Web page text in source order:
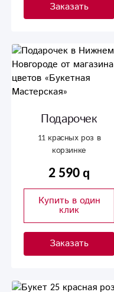
Заказать
Подарочек
11 красных роз в
корзинке
2 590
Купить в один
клик
Заказать